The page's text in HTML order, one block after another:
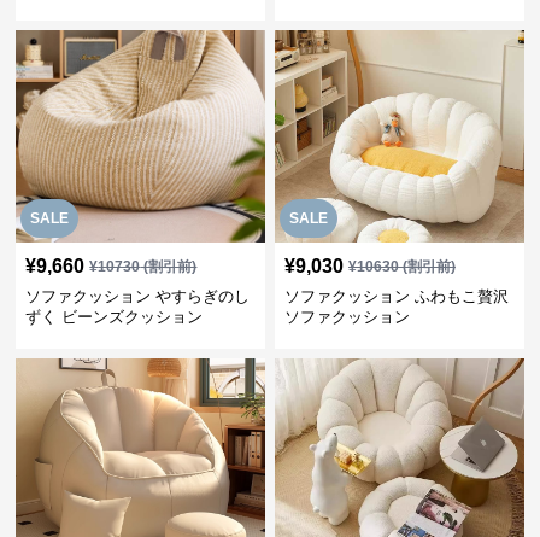
SALE
¥9,660 ¥10730(割引前)
ソファクッション やすらぎのし
ずく ビーンズクッション
SALE
¥9,030 ¥10630(割引前)
ソファクッション ふわもこ贅沢
ソファクッション